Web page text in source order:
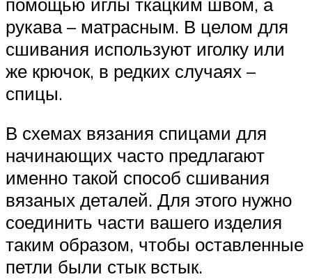
рукава – матрасным. В целом для
сшивания используют иголку или
же крючок, в редких случаях –
спицы.
В схемах вязания спицами для
начинающих часто предлагают
именно такой способ сшивания
вязаных деталей. Для этого нужно
соединить части вашего изделия
таким образом, чтобы оставленные
петли были стык встык.